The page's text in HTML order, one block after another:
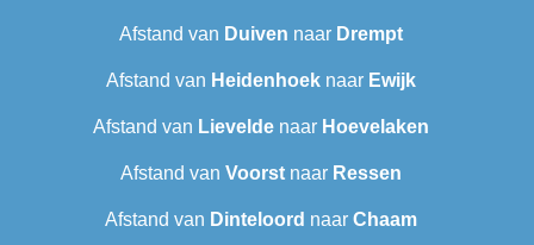
Afstand van Duiven naar Drempt
Afstand van Heidenhoek naar Ewijk
Afstand van Lievelde naar Hoevelaken
Afstand van Voorst naar Ressen
Afstand van Dinteloord naar Chaam